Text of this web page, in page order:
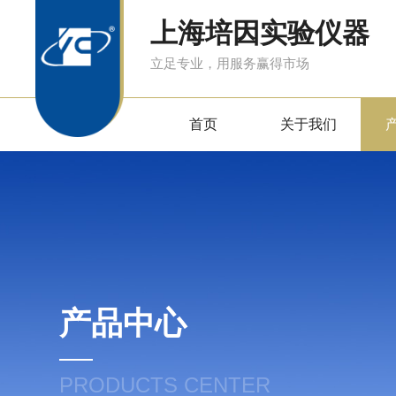
上海培因实验仪器
立足专业，用服务赢得市场
首页 关于我们
产品中心
PRODUCTS CENTER